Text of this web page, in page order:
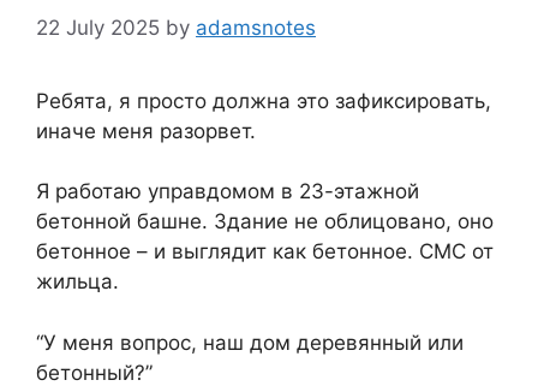
22 July 2025 by adamsnotes
Ребята, я просто должна это зафиксировать,
иначе меня разорвет.
Я работаю управдомом в 23-этажной
бетонной башне. Здание не облицовано, оно
бетонное – и выглядит как бетонное. СМС от
жильца.
“У меня вопрос, наш дом деревянный или
бетонный?”